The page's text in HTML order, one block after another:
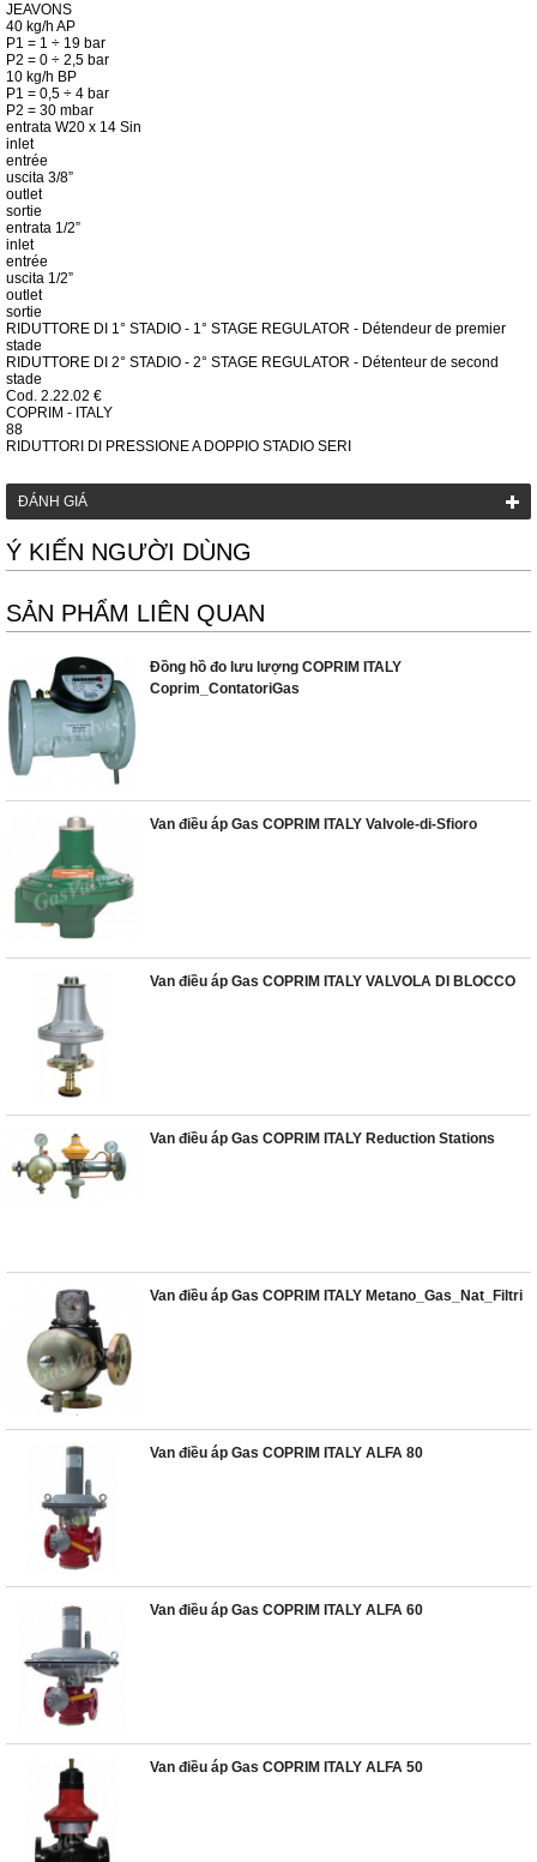
JEAVONS
40 kg/h AP
P1 = 1 ÷ 19 bar
P2 = 0 ÷ 2,5 bar
10 kg/h BP
P1 = 0,5 ÷ 4 bar
P2 = 30 mbar
entrata W20 x 14 Sin
inlet
entrée
uscita 3/8”
outlet
sortie
entrata 1/2”
inlet
entrée
uscita 1/2”
outlet
sortie
RIDUTTORE DI 1° STADIO - 1° STAGE REGULATOR - Détendeur de premier
stade
RIDUTTORE DI 2° STADIO - 2° STAGE REGULATOR - Détenteur de second
stade
Cod. 2.22.02 €
COPRIM - ITALY
88
RIDUTTORI DI PRESSIONE A DOPPIO STADIO SERI
ĐÁNH GIÁ
Ý KIẾN NGƯỜI DÙNG
SẢN PHẨM LIÊN QUAN
Đồng hồ đo lưu lượng COPRIM ITALY
Coprim_ContatoriGas
Van điều áp Gas COPRIM ITALY Valvole-di-Sfioro
Van điều áp Gas COPRIM ITALY VALVOLA DI BLOCCO
Van điều áp Gas COPRIM ITALY Reduction Stations
Van điều áp Gas COPRIM ITALY Metano_Gas_Nat_Filtri
Van điều áp Gas COPRIM ITALY ALFA 80
Van điều áp Gas COPRIM ITALY ALFA 60
Van điều áp Gas COPRIM ITALY ALFA 50